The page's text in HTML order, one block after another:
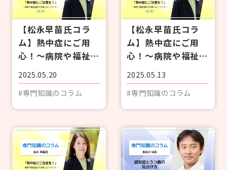
【松永早苗氏コラ
ム】熱中症にご用
心！～病院や福祉施
ント～〈3/3〉
2025.05.20
#専門知識のコラム
【松永早苗氏コラ
ム】熱中症にご用
心！～病院や福祉施
ント～〈2/3〉
2025.05.13
#専門知識のコラム